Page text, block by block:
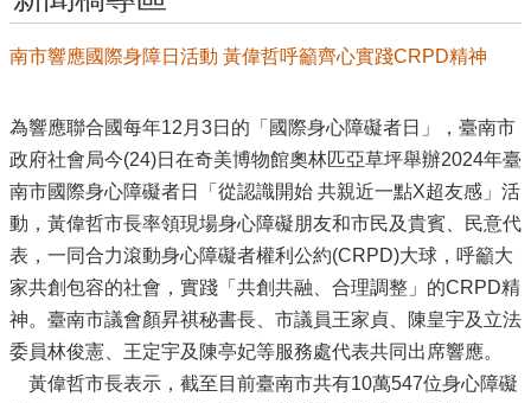
南市響應國際身障日活動 黃偉哲呼籲齊心實踐CRPD精神
為響應聯合國每年12月3日的「國際身心障礙者日」，臺南市
政府社會局今(24)日在奇美博物館奧林匹亞草坪舉辦2024年臺
南市國際身心障礙者日「從認識開始 共親近一點X超友感」活
動，黃偉哲市長率領現場身心障礙朋友和市民及貴賓、民意代
表，一同合力滾動身心障礙者權利公約(CRPD)大球，呼籲大
家共創包容的社會，實踐「共創共融、合理調整」的CRPD精
神。臺南市議會顏昇祺秘書長、市議員王家貞、陳皇宇及立法
委員林俊憲、王定宇及陳亭妃等服務處代表共同出席響應。
黃偉哲市長表示，截至目前臺南市共有10萬547位身心障礙